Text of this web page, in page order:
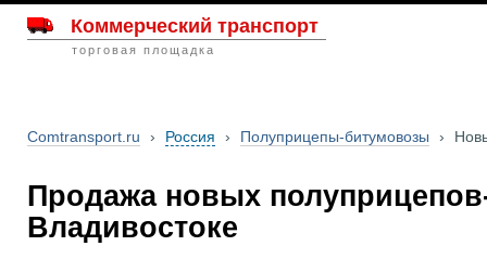
Коммерческий транспорт
торговая площадка
Comtransport.ru › Россия › Полуприцепы-битумовозы ›
Продажа новых
Владивостоке